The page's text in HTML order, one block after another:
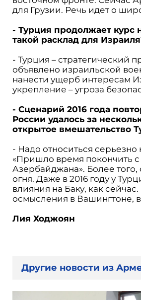
для Грузии. Речь идет о
- Турция продолжает
такой расклад для
- Турция – стратегический
объявлено израильской
нанести ущерб интересам
укрепление – угроза
- Сценарий 2016 года
России удалось за
открытое вмешательство
- Надо относиться
«Пришло время покончить
Азербайджана». Более
огня. Даже в 2016 году у
влияния на Баку, как
осмысления в Вашингтоне,
Лия Ходжоян
Другие новости из